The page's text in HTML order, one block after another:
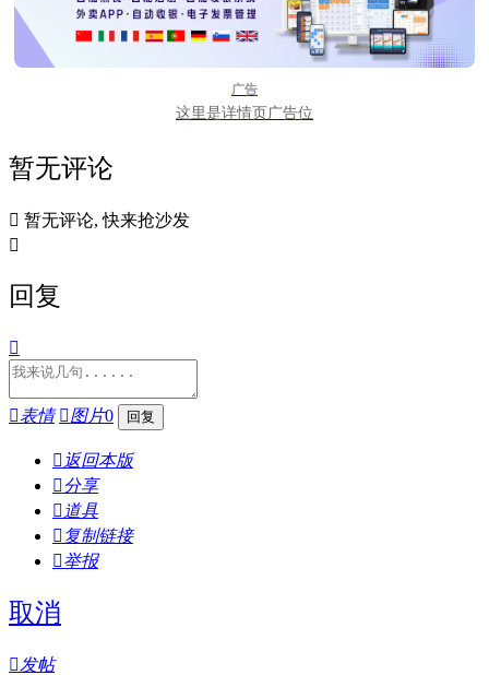
广告
这里是详情页广告位
暂无评论
 暂无评论, 快来抢沙发

回复

表情 图片0
 返回本版
分享
 道具
 复制链接
举报
取消
发帖